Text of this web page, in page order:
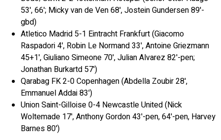
53', 66'; Micky van de Ven 68', Jostein Gundersen 89'-
gbd)
Atletico Madrid 5-1 Eintracht Frankfurt (Giacomo
Raspadori 4', Robin Le Normand 33', Antoine Griezmann
45+1', Giuliano Simeone 70', Julian Alvarez 82'-pen;
Jonathan Burkartd 57')
Qarabag FK 2-0 Copenhagen (Abdella Zoubir 28',
Emmanuel Addai 83')
Union Saint-Gilloise 0-4 Newcastle United (Nick
Woltemade 17', Anthony Gordon 43'-pen, 64'-pen, Harvey
Barnes 80')